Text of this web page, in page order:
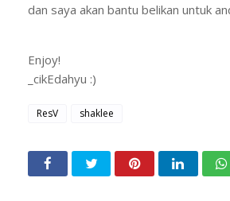
dan saya akan bantu belikan untuk
Enjoy!
_cikEdahyu :)
ResV shaklee